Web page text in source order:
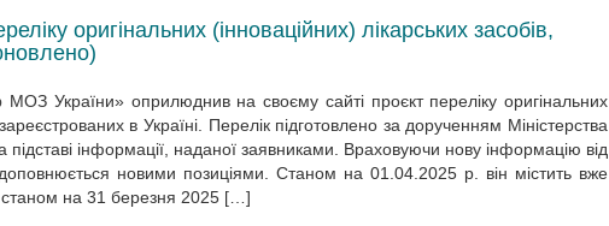
оригінальних (інноваційних) лікарських засобів,
України» оприлюднив на своєму сайті проєкт переліку оригінальних
в Україні. Перелік підготовлено за дорученням Міністерства
інформації, наданої заявниками. Враховуючи нову інформацію від
доповнюється новими позиціями. Станом на 01.04.2025 р. він містить вже
станом на 31 березня 2025 […]